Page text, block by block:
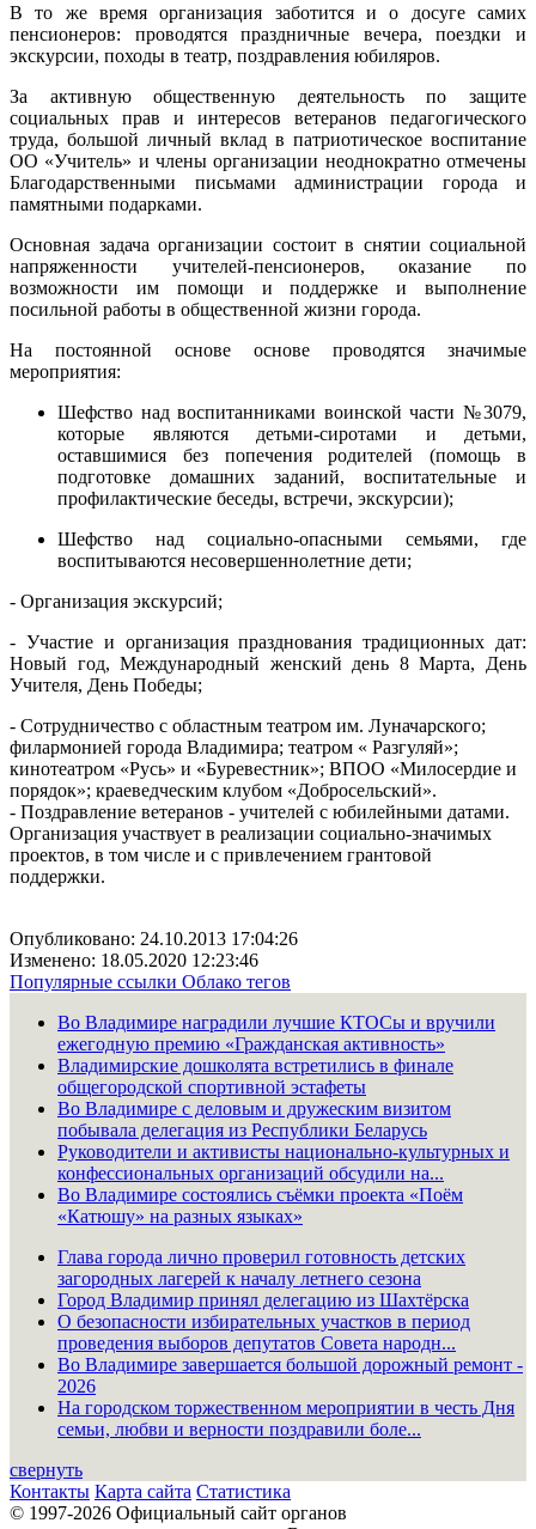
В то же время организация заботится и о досуге самих
пенсионеров: проводятся праздничные вечера, поездки и
экскурсии, походы в театр, поздравления юбиляров.
За активную общественную деятельность по защите
социальных прав и интересов ветеранов педагогического
труда, большой личный вклад в патриотическое воспитание
ОО «Учитель» и члены организации неоднократно отмечены
Благодарственными письмами администрации города и
памятными подарками.
Основная задача организации состоит в снятии социальной
напряженности учителей-пенсионеров, оказание по
возможности им помощи и поддержке и выполнение
посильной работы в общественной жизни города.
На постоянной основе основе проводятся значимые
мероприятия:
Шефство над воспитанниками воинской части №3079,
которые являются детьми-сиротами и детьми,
оставшимися без попечения родителей (помощь в
подготовке домашних заданий, воспитательные и
профилактические беседы, встречи, экскурсии);
Шефство над социально-опасными семьями, где
воспитываются несовершеннолетние дети;
- Организация экскурсий;
- Участие и организация празднования традиционных дат:
Новый год, Международный женский день 8 Марта, День
Учителя, День Победы;
- Сотрудничество с областным театром им. Луначарского;
филармонией города Владимира; театром « Разгуляй»;
кинотеатром «Русь» и «Буревестник»; ВПОО «Милосердие и
порядок»; краеведческим клубом «Добросельский».
- Поздравление ветеранов - учителей с юбилейными датами.
Организация участвует в реализации социально-значимых
проектов, в том числе и с привлечением грантовой
поддержки.
Опубликовано: 24.10.2013 17:04:26
Изменено: 18.05.2020 12:23:46
Популярные ссылки Облако тегов
Во Владимире наградили лучшие КТОСы и вручили
ежегодную премию «Гражданская активность»
Владимирские дошколята встретились в финале
общегородской спортивной эстафеты
Во Владимире с деловым и дружеским визитом
побывала делегация из Республики Беларусь
Руководители и активисты национально-культурных и
конфессиональных организаций обсудили на...
Во Владимире состоялись съёмки проекта «Поём
«Катюшу» на разных языках»
Глава города лично проверил готовность детских
загородных лагерей к началу летнего сезона
Город Владимир принял делегацию из Шахтёрска
О безопасности избирательных участков в период
проведения выборов депутатов Совета народн...
Во Владимире завершается большой дорожный ремонт -
2026
На городском торжественном мероприятии в честь Дня
семьи, любви и верности поздравили боле...
свернуть
Контакты Карта сайта Статистика
© 1997-2026 Официальный сайт органов